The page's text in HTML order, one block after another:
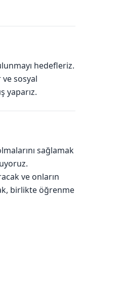
hedefleriz.
sosyal
yaparız.
sağlamak
ve onların
birlikte öğrenme